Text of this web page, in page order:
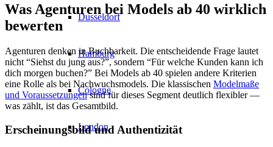
Dusseldorf
Hamburg
Cologne
London
Was Agenturen bei Models ab 40 wirklich
bewerten
Agenturen denken in Buchbarkeit. Die entscheidende Frage lautet
nicht “Siehst du jung aus?”, sondern “Für welche Kunden kann ich
dich morgen buchen?” Bei Models ab 40 spielen andere Kriterien
eine Rolle als bei Nachwuchsmodels. Die klassischen Modelmaße
und Voraussetzungensind für dieses Segment deutlich flexibler —
was zählt, ist das Gesamtbild.
Erscheinungsbild und Authentizität